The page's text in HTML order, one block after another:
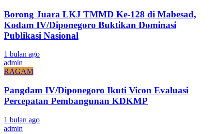
Borong Juara LKJ TMMD Ke-128 di Mabesad,
Kodam IV/Diponegoro Buktikan Dominasi
Publikasi Nasional
1 bulan ago
admin
RAGAM
Pangdam IV/Diponegoro Ikuti Vicon Evaluasi
Percepatan Pembangunan KDKMP
1 bulan ago
admin